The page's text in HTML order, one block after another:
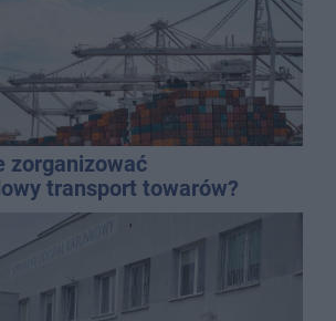
zorganizować
transport towarów?